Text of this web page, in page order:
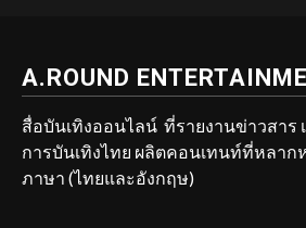
A.ROUND
สื่อบันเทิงออนไลน์ ที่รายงานข่าวสาร
การบันเทิงไทย ผลิตคอนเทนท์ที่หลาก
ภาษา (ไทยและอังกฤษ)